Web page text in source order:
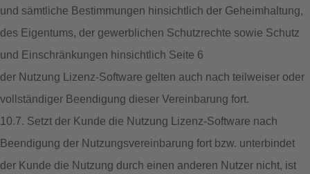
und sämtliche Bestimmungen hinsichtlich der Geheimhaltung,
des Eigentums, der gewerblichen Schutzrechte sowie Schutz
und Einschränkungen hinsichtlich Seite 6
der Nutzung Lizenz-Software gelten auch nach teilweiser oder
vollständiger Beendigung dieser Vereinbarung fort.
10.7. Setzt der Kunde die Nutzung Lizenz-Software nach
Beendigung der Nutzungsvereinbarung fort bzw. unterbindet
der Kunde die Nutzung durch einen anderen Nutzer nicht, ist